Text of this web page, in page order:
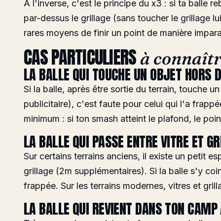
À l'inverse, c'est le principe du x3 : si ta balle
par-dessus le grillage (sans toucher le grillage
rares moyens de finir un point de manière
CAS PARTICULIERSà
LA BALLE QUI TOUCHE UN OBJET HORS
Si la balle, après être sortie du terrain, touche
publicitaire), c'est faute pour celui qui l'a
minimum : si ton smash atteint le plafond, le
LA BALLE QUI PASSE ENTRE VITRE ET
Sur certains terrains anciens, il existe un petit
grillage (2m supplémentaires). Si la balle s'y
frappée. Sur les terrains modernes, vitres et
LA BALLE QUI REVIENT DANS TON